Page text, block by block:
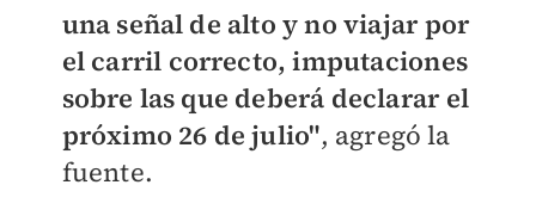
una señal de alto y no viajar por
el carril correcto, imputaciones
sobre las que deberá declarar el
próximo 26 de julio", agregó la
fuente.